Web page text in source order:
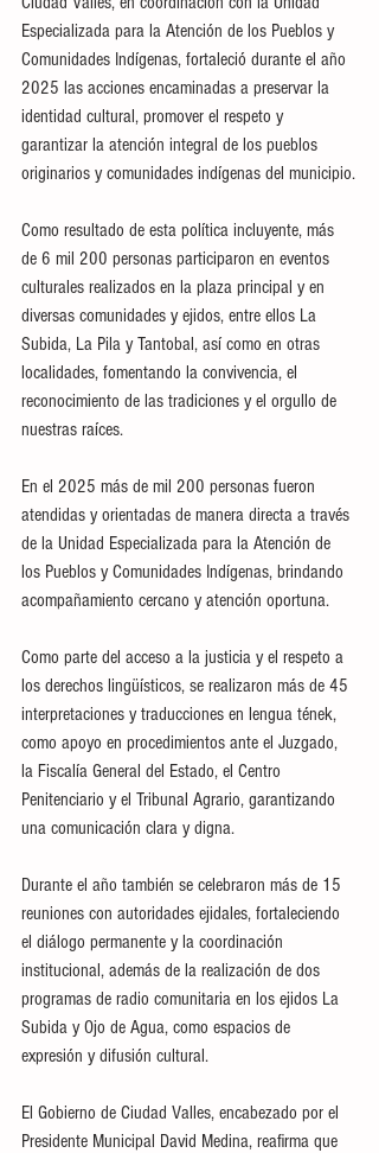
Especializada para la Atención de los Pueblos y
Comunidades Indígenas, fortaleció durante el año
2025 las acciones encaminadas a preservar la
identidad cultural, promover el respeto y
garantizar la atención integral de los pueblos
originarios y comunidades indígenas del municipio.
Como resultado de esta política incluyente, más
de 6 mil 200 personas participaron en eventos
culturales realizados en la plaza principal y en
diversas comunidades y ejidos, entre ellos La
Subida, La Pila y Tantobal, así como en otras
localidades, fomentando la convivencia, el
reconocimiento de las tradiciones y el orgullo de
nuestras raíces.
En el 2025 más de mil 200 personas fueron
atendidas y orientadas de manera directa a través
de la Unidad Especializada para la Atención de
los Pueblos y Comunidades Indígenas, brindando
acompañamiento cercano y atención oportuna.
Como parte del acceso a la justicia y el respeto a
los derechos lingüísticos, se realizaron más de 45
interpretaciones y traducciones en lengua tének,
como apoyo en procedimientos ante el Juzgado,
la Fiscalía General del Estado, el Centro
Penitenciario y el Tribunal Agrario, garantizando
una comunicación clara y digna.
Durante el año también se celebraron más de 15
reuniones con autoridades ejidales, fortaleciendo
el diálogo permanente y la coordinación
institucional, además de la realización de dos
programas de radio comunitaria en los ejidos La
Subida y Ojo de Agua, como espacios de
expresión y difusión cultural.
El Gobierno de Ciudad Valles, encabezado por el
Presidente Municipal David Medina, reafirma que